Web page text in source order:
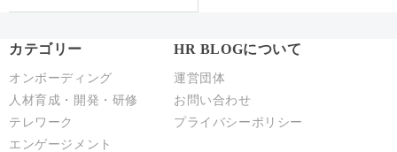
カテゴリー
オンボーディング
人材育成・開発・研修
テレワーク
エンゲージメント
HR BLOGについて
運営団体
お問い合わせ
プライバシーポリシー